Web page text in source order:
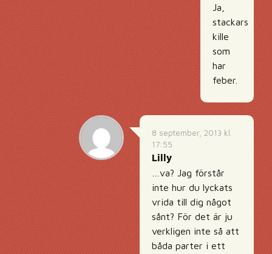
Ja,
stackars
kille
som
har
feber.
8 september, 2013 kl.
17:55
Lilly
…va? Jag förstår
inte hur du lyckats
vrida till dig något
sånt? För det är ju
verkligen inte så att
båda parter i ett